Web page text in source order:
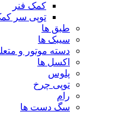
کمک فنر
توپی سر
طبق ها
سیبک ها
دسته موتور و
اکسل ها
پلوس
توپی چرخ
رام
سگ دست ها